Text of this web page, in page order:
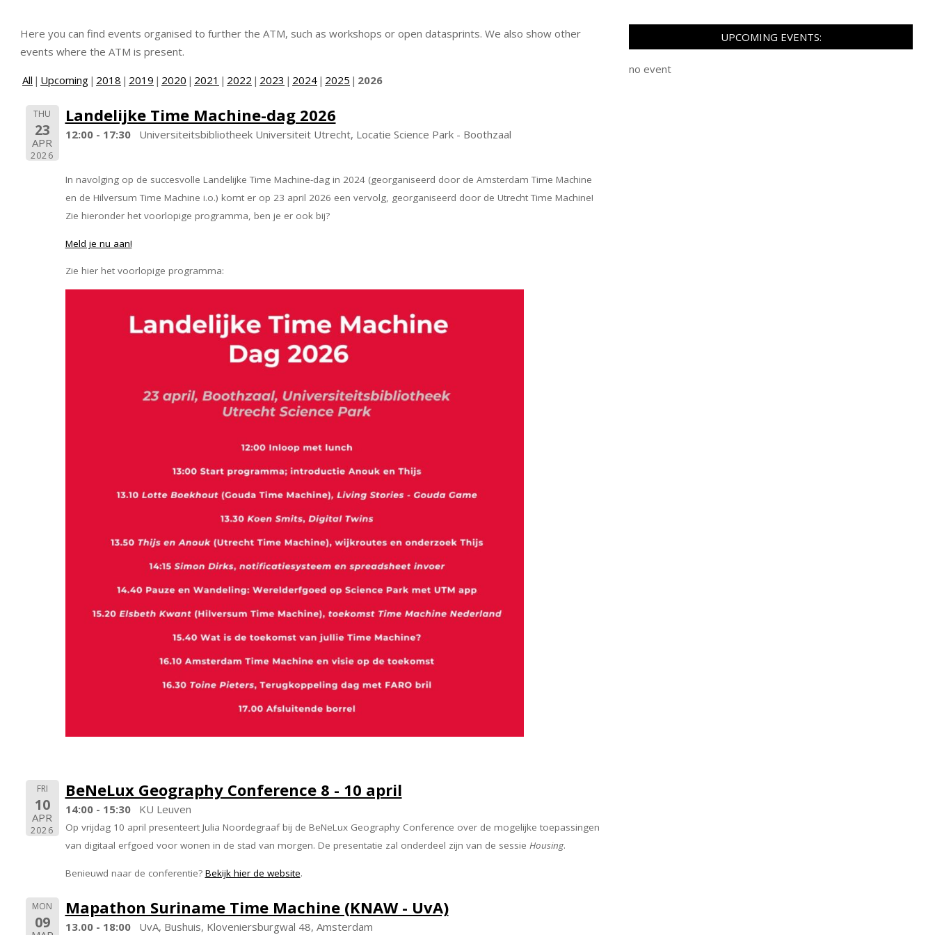
Here you can find events organised to further the ATM, such as workshops or open datasprints. We also show other
events where the ATM is present.
All Upcoming 2018 2019 2020 2021 2022 2023 2024 2025 2026
THU
23
APR
2026
Landelijke Time Machine-dag 2026
12:00 - 17:30 Universiteitsbibliotheek Universiteit Utrecht, Locatie Science Park - Boothzaal
In navolging op de succesvolle Landelijke Time Machine-dag in 2024 (georganiseerd door de Amsterdam Time Machine
en de Hilversum Time Machine i.o.) komt er op 23 april 2026 een vervolg, georganiseerd door de Utrecht Time Machine!
Zie hieronder het voorlopige programma, ben je er ook bij?
Meld je nu aan!
Zie hier het voorlopige programma:
FRI
10
APR
2026
BeNeLux Geography Conference 8 - 10 april
14:00 - 15:30 KU Leuven
Op vrijdag 10 april presenteert Julia Noordegraaf bij de BeNeLux Geography Conference over de mogelijke toepassingen
van digitaal erfgoed voor wonen in de stad van morgen. De presentatie zal onderdeel zijn van de sessie Housing.
Benieuwd naar de conferentie? Bekijk hier de website.
MON
09
Mapathon Suriname Time Machine (KNAW - UvA)
13.00 - 18:00 UvA, Bushuis, Kloveniersburgwal 48, Amsterdam
UPCOMING EVENTS:
no event